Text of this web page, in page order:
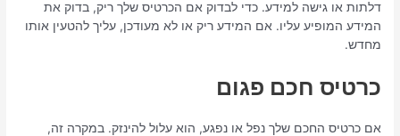
דלתות או גישה למידע. כדי לבדוק אם הכרטיס שלך ריק, בדוק את
המידע המופיע עליו. אם המידע ריק או לא מעודכן, עליך להטעין אותו
מחדש.
כרטיס חכם פגום
אם כרטיס החכם שלך נפל או נפגע, הוא עלול להינזק. במקרה זה,